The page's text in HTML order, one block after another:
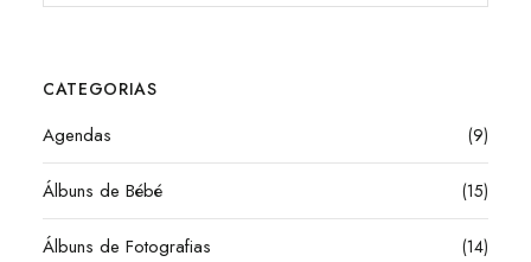
CATEGORIAS
Agendas (9)
Álbuns de Bébé (15)
Álbuns de Fotografias (14)